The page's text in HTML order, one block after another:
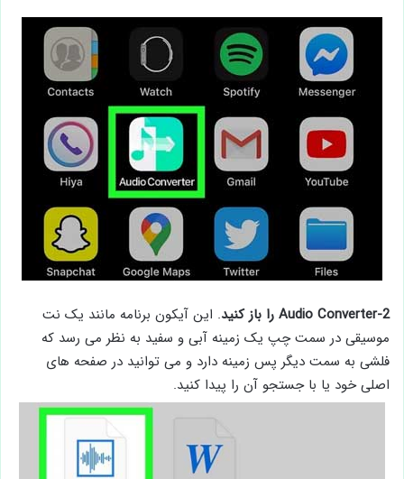
2-Audio Converter را باز کنید
. این آیکون برنامه مانند یک نت
موسیقی در سمت چپ یک زمینه آبی و سفید به نظر می رسد که
فلشی به سمت دیگر پس زمینه دارد و می توانید در صفحه های
اصلی خود یا با جستجو آن را پیدا کنید.